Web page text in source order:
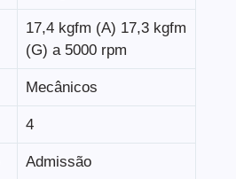
17,4 kgfm (A) 17,3 kgfm
(G) a 5000 rpm
Mecânicos
4
Admissão